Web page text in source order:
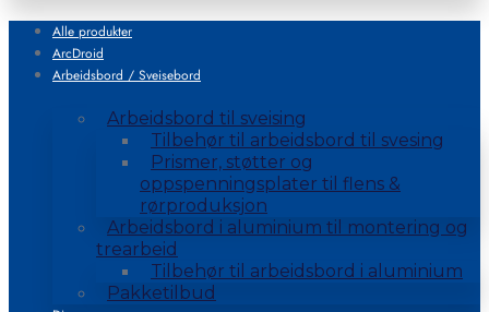
Alle produkter
ArcDroid
Arbeidsbord / Sveisebord
Arbeidsbord til sveising
Tilbehør til arbeidsbord til svesing
Prismer, støtter og
oppspenningsplater til flens &
rørproduksjon
Arbeidsbord i aluminium til montering og
trearbeid
Tilbehør til arbeidsbord i aluminium
Pakketilbud